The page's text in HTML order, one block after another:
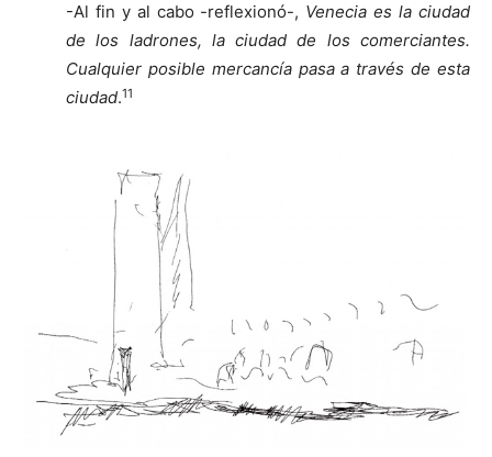
-Al fin y al cabo -reflexionó-, Venecia es la ciudad
de los ladrones, la ciudad de los comerciantes.
Cualquier posible mercancía pasa a través de esta
ciudad.11